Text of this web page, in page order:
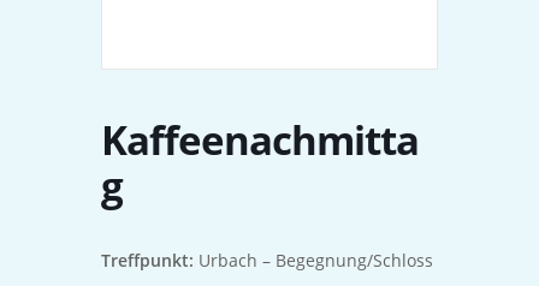
Kaffeenachmitta
g
Treffpunkt: Urbach – Begegnung/Schloss